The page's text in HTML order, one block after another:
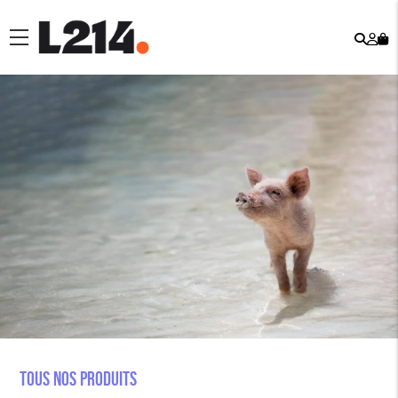
menu
Tous nos produits